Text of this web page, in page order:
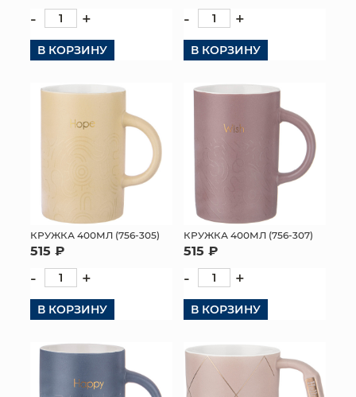
- +
В КОРЗИНУ
- +
В КОРЗИНУ
КРУЖКА 400МЛ (756-305)
515 ₽
- +
В КОРЗИНУ
КРУЖКА 400МЛ (756-307)
515 ₽
- +
В КОРЗИНУ